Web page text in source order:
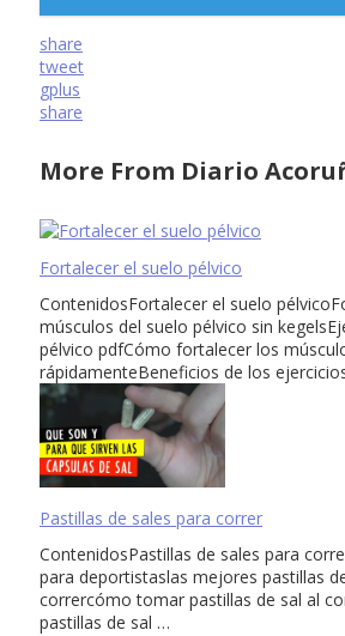
share
tweet
gplus
share
More From Diario
Fortalecer el suelo pélvico
ContenidosFortalecer el suelo
músculos del suelo pélvico sin
pélvico pdfCómo fortalecer los
rápidamenteBeneficios de los
Pastillas de sales para correr
ContenidosPastillas de sales para
para deportistaslas mejores pastillas
corrercómo tomar pastillas de sal al
pastillas de sal …